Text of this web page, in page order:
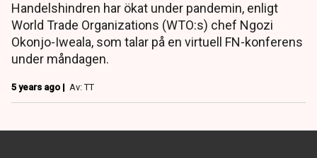
Handelshindren har ökat under pandemin, enligt
World Trade Organizations (WTO:s) chef Ngozi
Okonjo-Iweala, som talar på en virtuell FN-konferens
under måndagen.
5 years ago | Av: TT